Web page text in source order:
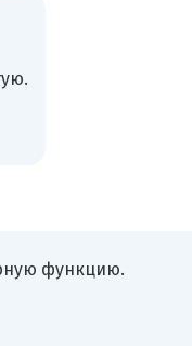
функцию.